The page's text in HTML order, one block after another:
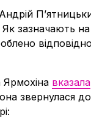
зазначають
вказала
звернулася